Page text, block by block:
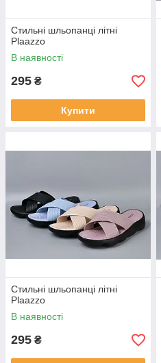
Стильні шльопанці літні
Plaazzo
В наявності
295 ₴
Купити
Стильні шльопанці літні
Plaazzo
В наявності
295 ₴